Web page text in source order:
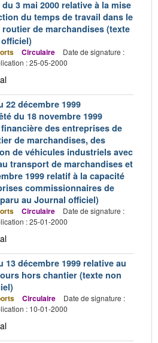
3 mai 2000 relative à la mise
du temps de travail dans le
de marchandises (texte
Circulaire
Date de signature :
: 25-05-2000
22 décembre 1999
du 18 novembre 1999
des entreprises de
de marchandises, des
de véhicules industriels avec
transport de marchandises et
1999 relatif à la capacité
commissionnaires de
au Journal officiel)
Circulaire
Date de signature :
: 25-01-2000
13 décembre 1999 relative au
hors chantier (texte non
Circulaire
Date de signature :
: 10-01-2000